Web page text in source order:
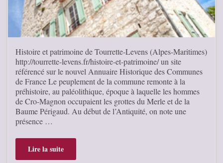
Histoire et patrimoine de Tourrette-Levens (Alpes-Maritimes)
http://tourrette-levens.fr/histoire-et-patrimoine/ un site
référencé sur le nouvel Annuaire Historique des Communes
de France Le peuplement de la commune remonte à la
préhistoire, au paléolithique, époque à laquelle les hommes
de Cro-Magnon occupaient les grottes du Merle et de la
Baume Périgaud. Au début de l’Antiquité, on note une
présence …
Lire la suite